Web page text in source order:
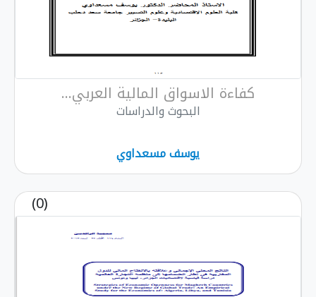
كفاءة الاسواق المالية العربي...
البحوث والدراسات
يوسف مسعداوي